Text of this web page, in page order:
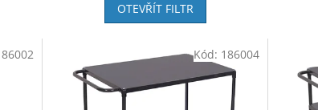
OTEVŘÍT FILTR
Kód: 186004